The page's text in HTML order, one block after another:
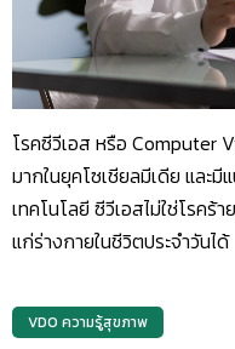
โรคซีวีเอส หรือ Computer
มากในยุคโซเชียลมีเดีย และ
เทคโนโลยี ซีวีเอสไม่ใช่โรค
แก่ร่างกายในชีวิตประจำวันได้
VDO ความรู้สุขภาพ